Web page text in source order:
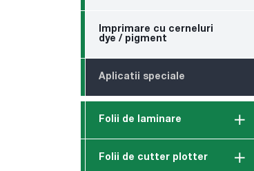
Imprimare cu cerneluri
dye / pigment
Aplicatii speciale
Folii de laminare
Folii de cutter plotter